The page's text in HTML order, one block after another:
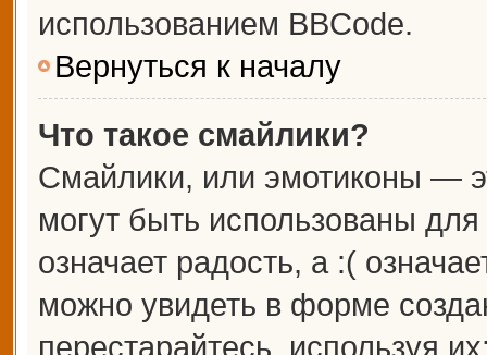
использованием BBCode.
Вернуться к началу
Что такое смайлики?
Смайлики, или эмотиконы —
могут быть использованы
означает радость, а :(
можно увидеть в форме
перестарайтесь, используя